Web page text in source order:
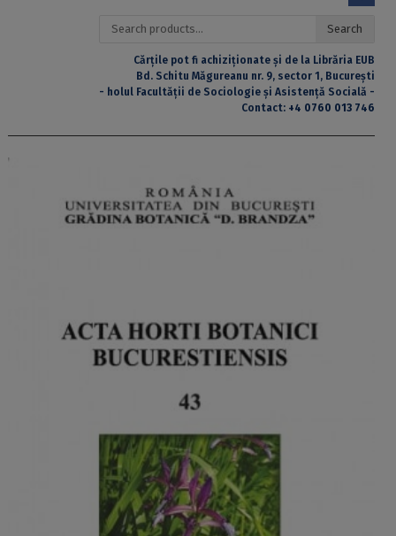
Search
Search
Cărțile pot fi achiziționate și de la Librăria EUB
Bd. Schitu Măgureanu nr. 9, sector 1, București
- holul Facultății de Sociologie și Asistență Socială -
Contact: +4 0760 013 746